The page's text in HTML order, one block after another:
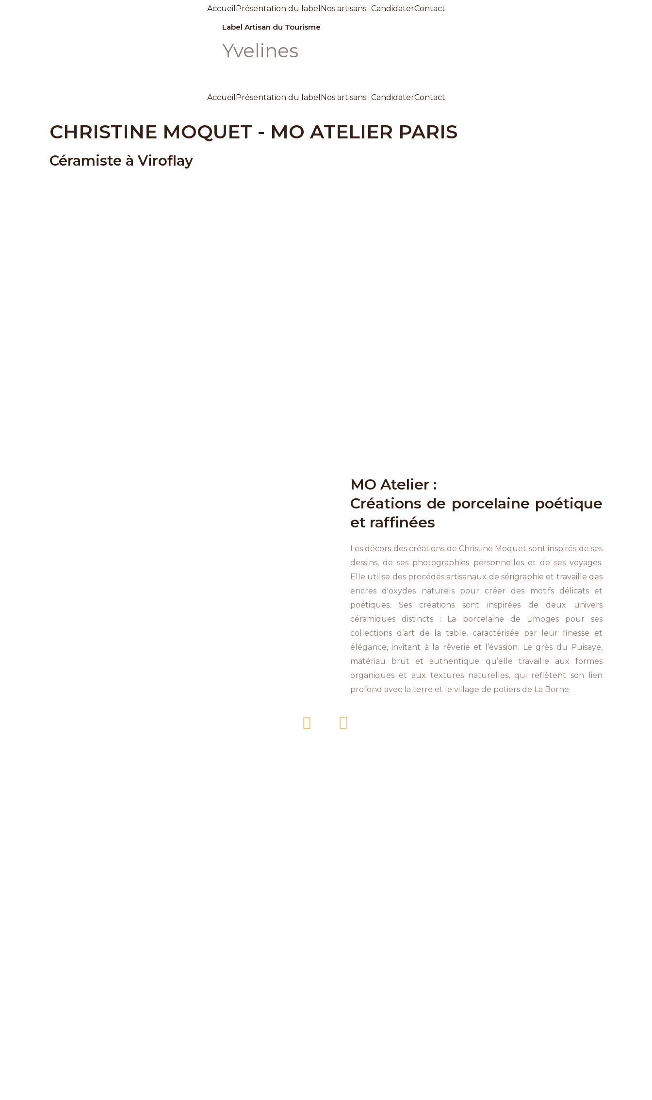
Accueil Présentation du label Nos artisans CandidaterContact
Label Artisan du Tourisme
Yvelines
Accueil Présentation du label Nos artisans CandidaterContact
CHRISTINE MOQUET - MO ATELIER PARIS
Céramiste à Viroflay
MO Atelier :
Créations de porcelaine poétique
et raffinées
Les décors des créations de Christine Moquet sont inspirés de ses
dessins, de ses photographies personnelles et de ses voyages.
Elle utilise des procédés artisanaux de sérigraphie et travaille des
encres d'oxydes naturels pour créer des motifs délicats et
poétiques. Ses créations sont inspirées de deux univers
céramiques distincts : La porcelaine de Limoges pour ses
collections d’art de la table, caractérisée par leur finesse et
élégance, invitant à la rêverie et l’évasion. Le grès du Puisaye,
matériau brut et authentique qu’elle travaille aux formes
organiques et aux textures naturelles, qui reflètent son lien
profond avec la terre et le village de potiers de La Borne.
I
n
F
a